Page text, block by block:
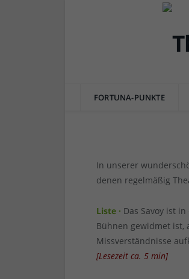
FORTUNA-PUNKTE
13
von RAINER BARTEL
In unserer
denen regelmäßig
Liste · Das Savoy ist
Bühnen gewidmet ist,
Missverständnisse
[Lesezeit ca. 5 min]